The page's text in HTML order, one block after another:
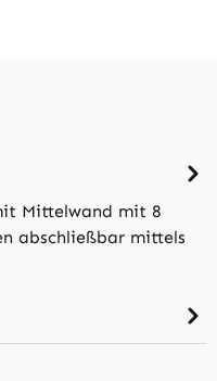
Mittelwand mit 8
abschließbar mittels